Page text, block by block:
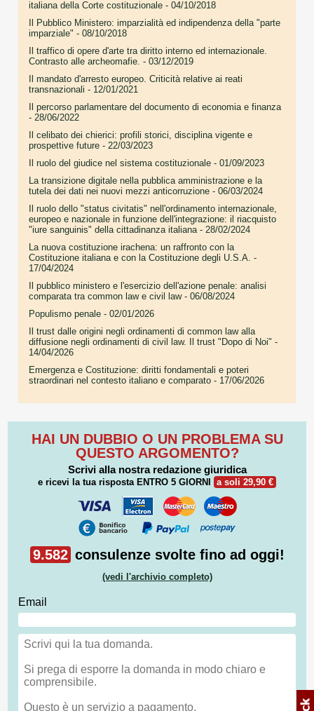
italiana della Corte costituzionale - 04/10/2018
Il Pubblico Ministero: imparzialità ed indipendenza della "parte
imparziale" - 08/10/2018
Il traffico di opere d'arte tra diritto interno ed internazionale.
Contrasto alle archeomafie. - 03/12/2019
Il mandato d'arresto europeo. Criticità relative ai reati
transnazionali - 12/01/2021
Il percorso parlamentare del documento di economia e finanza
- 28/06/2022
Il celibato dei chierici: profili storici, disciplina vigente e
prospettive future - 22/03/2023
Il ruolo del giudice nel sistema costituzionale - 01/09/2023
La transizione digitale nella pubblica amministrazione e la
tutela dei dati nei nuovi mezzi anticorruzione - 06/03/2024
Il ruolo dello "status civitatis" nell'ordinamento internazionale,
europeo e nazionale in funzione dell'integrazione: il riacquisto
"iure sanguinis" della cittadinanza italiana - 28/02/2024
La nuova costituzione irachena: un raffronto con la
Costituzione italiana e con la Costituzione degli U.S.A. -
17/04/2024
Il pubblico ministero e l'esercizio dell'azione penale: analisi
comparata tra common law e civil law- 06/08/2024
Populismo penale - 02/01/2026
Il trust dalle origini negli ordinamenti di common law alla
diffusione negli ordinamenti di civil law. Il trust "Dopo di Noi" -
14/04/2026
Emergenza e Costituzione: diritti fondamentali e poteri
straordinari nel contesto italiano e comparato - 17/06/2026
HAI UN DUBBIO O UN PROBLEMA SU
QUESTO ARGOMENTO?
Scrivi alla nostra redazione giuridica
e ricevi la tua risposta ENTRO 5 GIORNI a soli 29,90 €
9.582 consulenze svolte fino ad oggi!
(vedi l'archivio completo)
Email